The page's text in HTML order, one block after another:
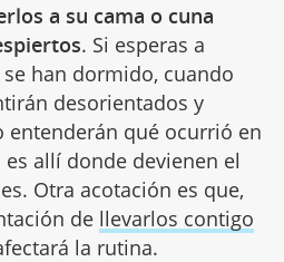
a su cama o cuna
. Si esperas a
han dormido, cuando
desorientados y
entenderán qué ocurrió en
allí donde devienen el
Otra acotación es que,
de llevarlos contigo
la rutina.